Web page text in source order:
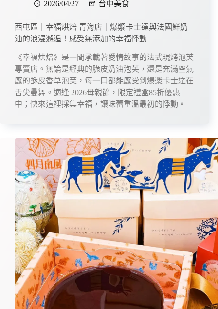
2026/04/27 台中美食
西屯區｜幸福烘焙 青海店｜爆漿卡士達與法國鮮奶
油的浪漫邂逅！感受無添加的幸福悸動
《幸福烘焙》是一間承載著愛情故事的法式現烤泡芙
專賣店。無論是經典的脆皮奶油泡芙，還是充滿空氣
感的酥皮香草泡芙，每一口都能感受到爆漿卡士達在
舌尖曼舞。適逢 2026母親節，限定禮盒85折優惠
中；快來這裡採集幸福，讓味蕾重溫最初的悸動。